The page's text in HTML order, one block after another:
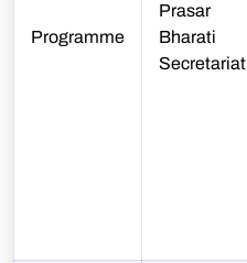
Programme
Prasar
Bharati
Secretariat